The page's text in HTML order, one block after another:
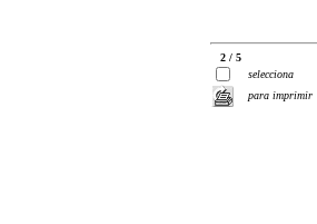
2 / 5
selecciona
para imprimir